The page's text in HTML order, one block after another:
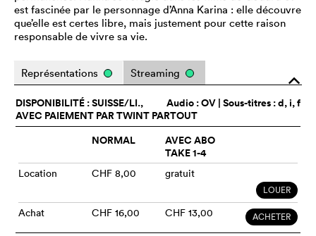
est fascinée par le personnage d’Anna Karina : elle découvre
que’elle est certes libre, mais justement pour cette raison
responsable de vivre sa vie.
o
Représentations Streaming
Audio :OV | Sous-titres : d, i, f
DISPONIBILITÉ : SUISSE/LI.,
AVEC PAIEMENT PAR TWINT PARTOUT
NORMAL
AVEC ABO
TAKE 1-4
Location CHF 8,00 gratuit
LOUER
Achat CHF 16,00 CHF 13,00 ACHETER